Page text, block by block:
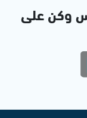
وكن على